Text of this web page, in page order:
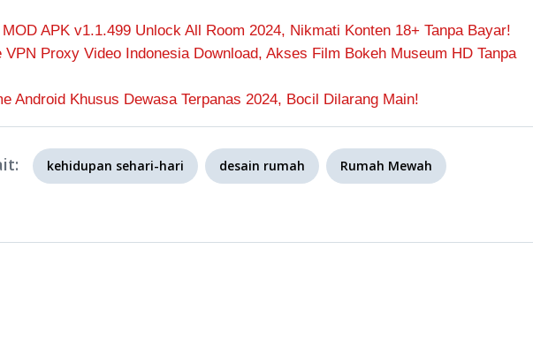
APK v1.1.499 Unlock All Room 2024, Nikmati Konten 18+ Tanpa Bayar!
VPN Proxy Video Indonesia Download, Akses Film Bokeh Museum HD Tanpa
Android Khusus Dewasa Terpanas 2024, Bocil Dilarang Main!
kehidupan sehari-hari desain rumah Rumah Mewah